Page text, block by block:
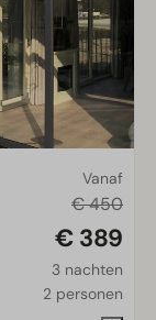
Vanaf
€ 450
€ 389
3 nachten
2 personen